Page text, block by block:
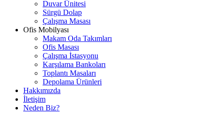
Duvar Ünitesi
Sürgü Dolap
Çalışma Masası
Ofis Mobilyası
Makam Oda Takımları
Ofis Masası
Çalışma İstasyonu
Karşılama Bankoları
Toplantı Masaları
Depolama Ürünleri
Hakkımızda
İletişim
Neden Biz?